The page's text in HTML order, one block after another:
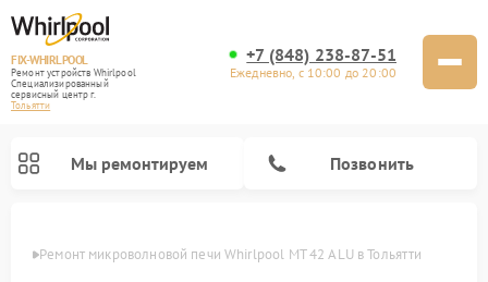
FIX-WHIRLPOOL
Ремонт устройств Whirlpool
Специализированный
cервисный центр г.
Тольятти
+7 (848) 238-87-51
Ежедневно, с 10:00 до 20:00
Мы ремонтируем Позвонить
Ремонт микроволновой печи Whirlpool MT 42 ALU в Тольятти